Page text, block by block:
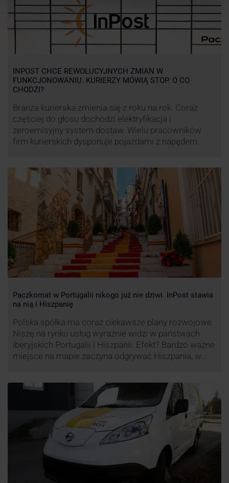
INPOST CHCE REWOLUCYJNYCH ZMIAN W
FUNKCJONOWANIU. KURIERZY MÓWIĄ STOP. O CO
CHODZI?
Branża kurierska zmienia się z roku na rok. Coraz
częściej do głosu dochodzi elektryfikacja i
zeroemisyjny system dostaw. Wielu pracowników
firm kurierskich dysponuje pojazdami z napędem
ale też sposobie rozliczania pracy postanowił
wprowadzić również InPost. To wzbudziło ogromny
sprzeciw pracowników …
Paczkomat w Portugalii nikogo już nie dziwi. InPost stawia
na nią i Hiszpanię
Polska spółka ma coraz ciekawsze plany rozwojowe.
Niszę na rynku usług wyraźnie widzi w państwach
iberyjskich Portugalii i Hiszpanii. Efekt? Bardzo ważne
miejsce na mapie zaczyna odgrywać Hiszpania, w